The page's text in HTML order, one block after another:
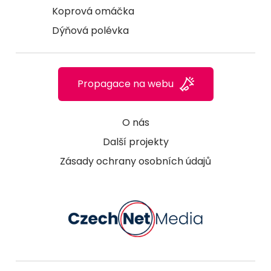
Koprová omáčka
Dýňová polévka
O nás
Další projekty
Zásady ochrany osobních údajů
Propagace na webu